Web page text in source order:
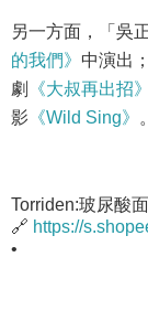
另一方面，「吳
的我們》 中演出
劇
《大叔再出招》
影 《Wild Sing》 。
Torriden:玻尿酸
🔗 https://
•